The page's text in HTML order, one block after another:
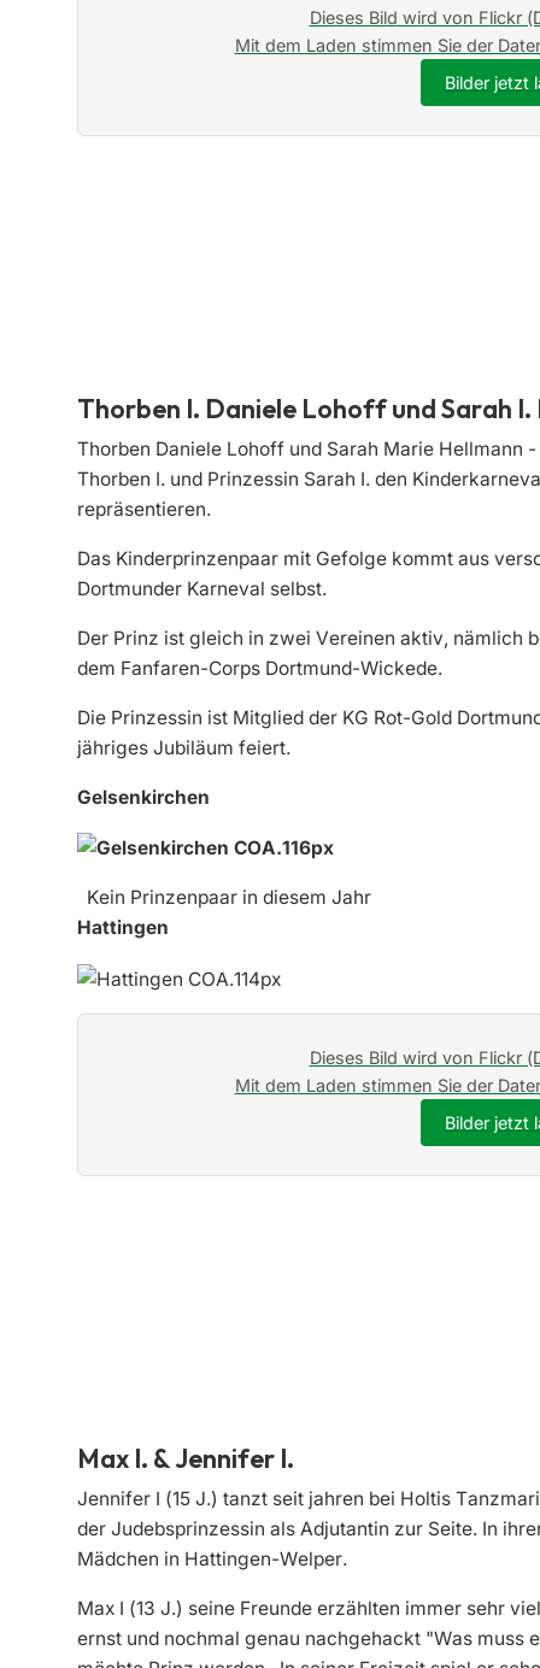
Dieses Bild wird von Flickr
Mit dem Laden stimmen Sie der
Bilder jetzt
Thorben I. Daniele Lohoff und Sarah
Thorben Daniele Lohoff und Sarah Marie Hellmann
Thorben I. und Prinzessin Sarah I. den
repräsentieren.
Das Kinderprinzenpaar mit Gefolge kommt aus
Dortmunder Karneval selbst.
Der Prinz ist gleich in zwei Vereinen aktiv, nämlich
dem Fanfaren-Corps Dortmund-Wickede.
Die Prinzessin ist Mitglied der KG Rot-Gold
jähriges Jubiläum feiert.
Gelsenkirchen
Kein Prinzenpaar in diesem Jahr
Hattingen
Dieses Bild wird von Flickr
Mit dem Laden stimmen Sie der
Bilder jetzt
Max I. & Jennifer I.
Jennifer I (15 J.) tanzt seit jahren bei Holtis
der Judebsprinzessin als Adjutantin zur Seite. In
Mädchen in Hattingen-Welper.
Max I (13 J.) seine Freunde erzählten immer sehr
ernst und nochmal genau nachgehackt "Was muss